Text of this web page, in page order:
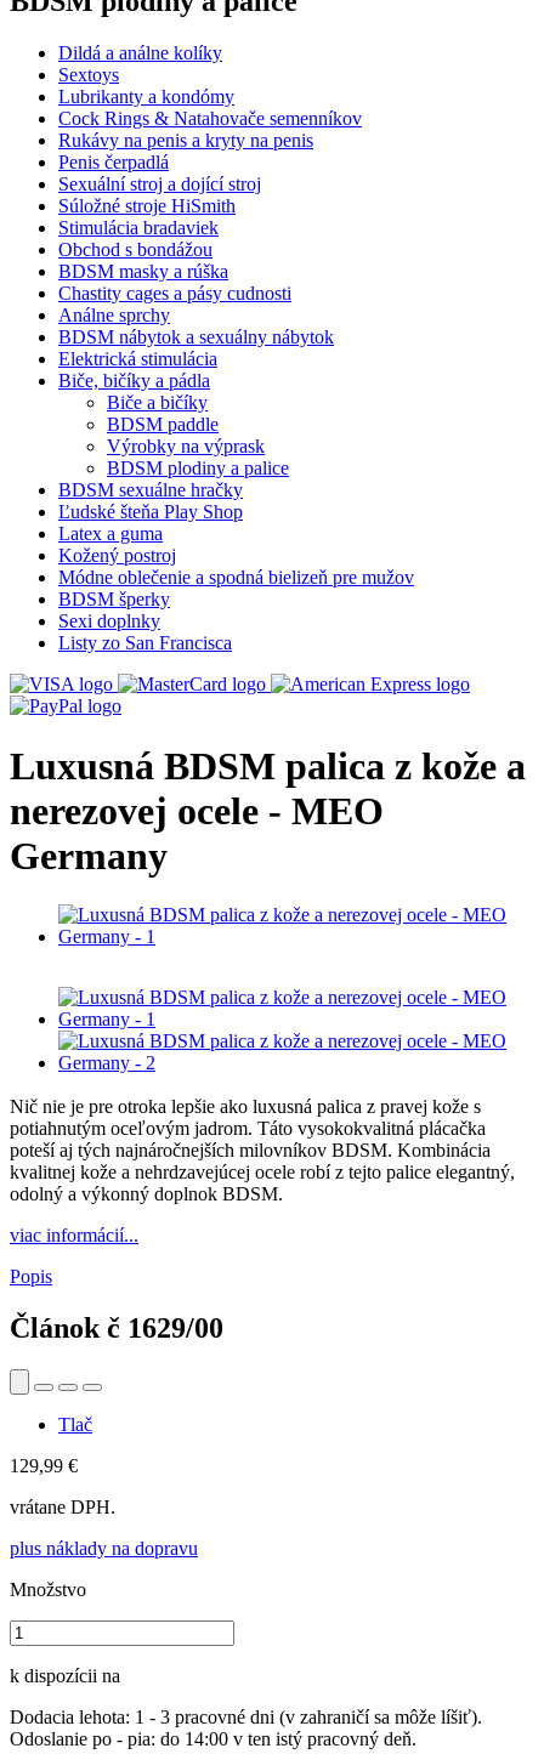
Dildá a análne kolíky
Sextoys
Lubrikanty a kondómy
Cock Rings & Natahovače semenníkov
Rukávy na penis a kryty na penis
Penis čerpadlá
Sexuální stroj a dojící stroj
Súložné stroje HiSmith
Stimulácia bradaviek
Obchod s bondážou
BDSM masky a rúška
Chastity cages a pásy cudnosti
Análne sprchy
BDSM nábytok a sexuálny nábytok
Elektrická stimulácia
Biče, bičíky a pádla
Biče a bičíky
BDSM paddle
Výrobky na výprask
BDSM plodiny a palice
BDSM sexuálne hračky
Ľudské šteňa Play Shop
Latex a guma
Kožený postroj
Módne oblečenie a spodná bielizeň pre mužov
BDSM šperky
Sexi doplnky
Listy zo San Francisca
Luxusná BDSM palica z kože a
nerezovej ocele - MEO
Germany
Nič nie je pre otroka lepšie ako luxusná palica z pravej kože s
potiahnutým oceľovým jadrom. Táto vysokokvalitná plácačka
poteší aj tých najnáročnejších milovníkov BDSM. Kombinácia
kvalitnej kože a nehrdzavejúcej ocele robí z tejto palice elegantný,
odolný a výkonný doplnok BDSM.
viac informácií...
Popis
Článok č 1629/00
Tlač
129,99 €
vrátane DPH.
plus náklady na dopravu
Množstvo
k dispozícii na
Dodacia lehota: 1 - 3 pracovné dni (v zahraničí sa môže líšiť).
Odoslanie po - pia: do 14:00 v ten istý pracovný deň.